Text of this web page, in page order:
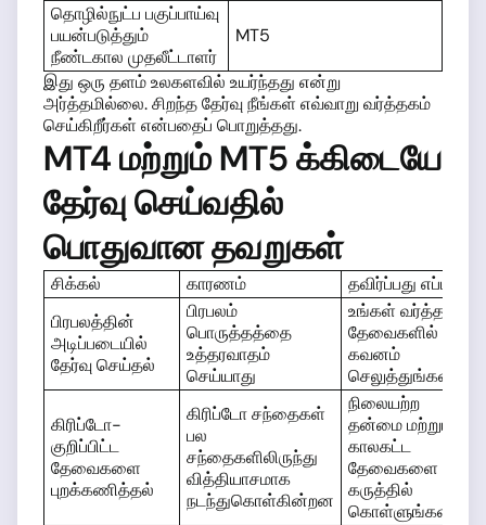
தொழில்நுட்ப பகுப்பாய்வு
பயன்படுத்தும்
நீண்டகால முதலீட்டாளர்
MT5
இது ஒரு தளம் உலகளவில் உயர்ந்தது என்று
அர்த்தமில்லை. சிறந்த தேர்வு நீங்கள் எவ்வாறு வர்த்தகம்
செய்கிறீர்கள் என்பதைப் பொறுத்தது.
MT4 மற்றும் MT5 க்கிடையே
தேர்வு செய்வதில்
பொதுவான தவறுகள்
சிக்கல் காரணம்
தவிர்ப்பது எப்படி
பிரபலத்தின்
அடிப்படையில்
தேர்வு செய்தல்
பிரபலம்
பொருத்தத்தை
உத்தரவாதம்
செய்யாது
உங்கள் வர்த்தக
தேவைகளில்
கவனம்
செலுத்துங்கள்
கிரிப்டோ-
குறிப்பிட்ட
தேவைகளை
புறக்கணித்தல்
கிரிப்டோ சந்தைகள்
பல
சந்தைகளிலிருந்து
வித்தியாசமாக
நடந்துகொள்கின்றன
நிலையற்ற
தன்மை மற்றும்
காலகட்ட
தேவைகளை
கருத்தில்
கொள்ளுங்கள்